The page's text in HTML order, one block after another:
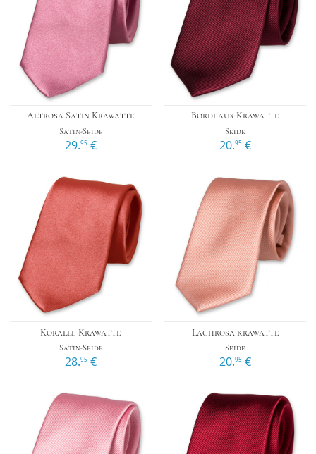
Altrosa Satin Krawatte
Satin-Seide
29.95 €
Bordeaux Krawatte
Seide
20.95 €
Koralle Krawatte
Satin-Seide
28.95 €
Lachrosa krawatte
Seide
20.95 €